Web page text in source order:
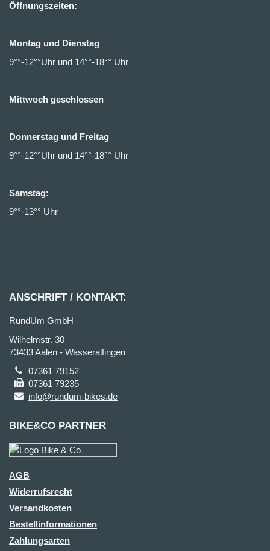
Öffnungszeiten:
Montag und Dienstag
9°°-12°°Uhr und 14°°-18°° Uhr
Mittwoch geschlossen
Donnerstag und Freitag
9°°-12°°Uhr und 14°°-18°° Uhr
Samstag:
9°°-13°° Uhr
ANSCHRIFT / KONTAKT:
RundUm GmbH
Wilhelmstr. 30
73433 Aalen - Wasseralfingen
07361 79152
07361 79235
info@rundum-bikes.de
BIKE&CO PARTNER
AGB
Widerrufsrecht
Versandkosten
Bestellinformationen
Zahlungsarten